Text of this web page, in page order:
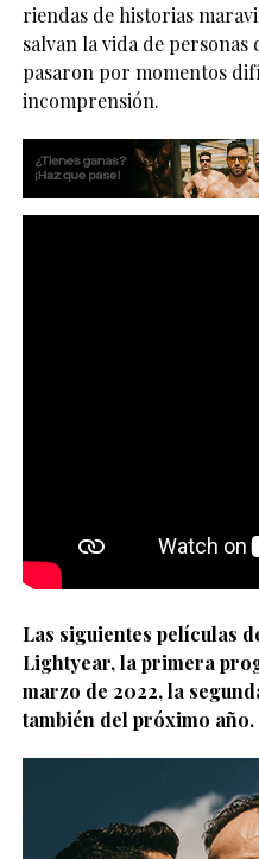
riendas de historias
salvan la vida de personas
pasaron por momentos
incomprensión.
Las siguientes películas
Lightyear, la primera
marzo de 2022, la
también del próximo año.